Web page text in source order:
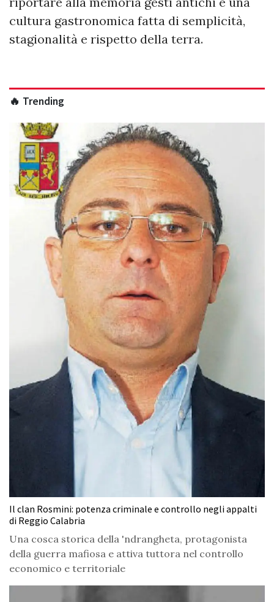
cultura gastronomica fatta di semplicità,
stagionalità e rispetto della terra.
🔥 Trending
Il clan Rosmini: potenza criminale e controllo negli appalti
di Reggio Calabria
Una cosca storica della 'ndrangheta, protagonista
della guerra mafiosa e attiva tuttora nel controllo
economico e territoriale